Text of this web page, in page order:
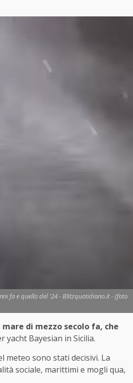
fa e quello del '24 - Blitzquotidiano.it - (foto
di mezzo secolo fa, che
yacht Bayesian in Sicilia.
meteo sono stati decisivi. La
sociale, marittimi e mogli qua,